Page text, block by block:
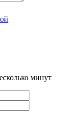
минут